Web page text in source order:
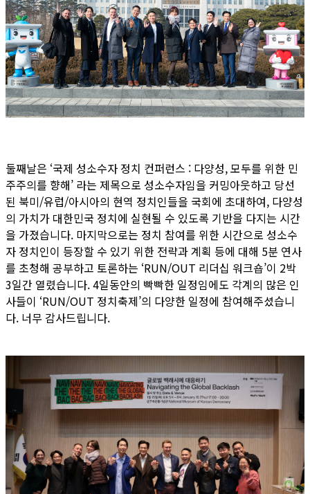
둘째날은 ‘국제 성소수자 정치 컨퍼런스 : 다양성, 모두를 위한 민
주주의를 향해’ 라는 제목으로 성소수자임을 커밍아웃하고 당선
된 북미/유럽/아시아의 현역 정치인들을 국회에 초대하여, 다양성
의 가치가 대한민국 정치에 실현될 수 있도록 기반을 다지는 시간
을 가졌습니다. 마지막으로는 정치 참여를 위한 시간으로 성소수
자 정치인이 등장할 수 있기 위한 전략과 계획 등에 대해 5분 연사
를 초청해 공부하고 토론하는 ‘RUN/OUT 리더십 워크숍’이 2박
3일간 열렸습니다. 4일동안의 빡빡한 일정임에도 각계의 많은 인
사들이 ‘RUN/OUT 정치축제’의 다양한 일정에 참여해주셨습니
다. 너무 감사드립니다.